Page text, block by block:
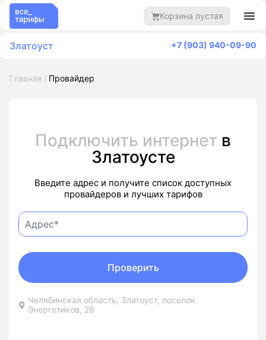
Корзина пустая
Златоуст +7 (903) 940-09-90
Главная Провайдер
Подключить интернет в
Златоусте
Введите адрес и получите список доступных
провайдеров и лучших тарифов
Челябинская область, Златоуст, поселок
Энергетиков, 28
Проверить